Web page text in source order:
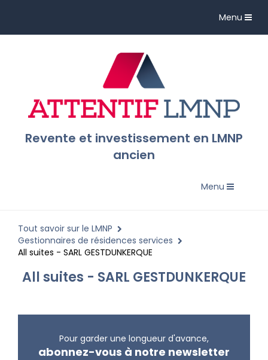
Toggle
Menu
Revente et investissement en LMNP
ancien
Toggle
Menu
Tout savoir sur le LMNP
Gestionnaires de résidences services
All suites - SARL GESTDUNKERQUE
All suites - SARL GESTDUNKERQUE
Pour garder une longueur d'avance,
abonnez-vous à notre newsletter